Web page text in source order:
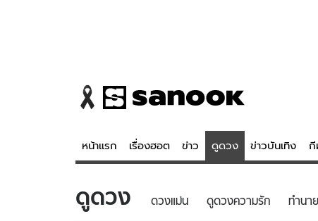
หน้าแรก เรื่องฮอต ข่าว ดูดวง ข่าวบันเทิง กี
ข่าว ดูดวง - ต
ดูดวง ดวงแม่น ดูดวงความรัก ทํานา